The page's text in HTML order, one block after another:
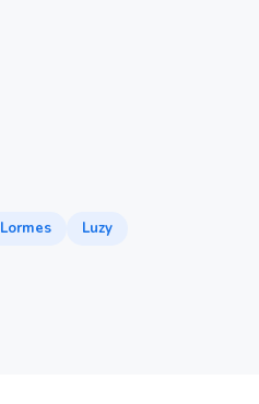
Lormes
Luzy